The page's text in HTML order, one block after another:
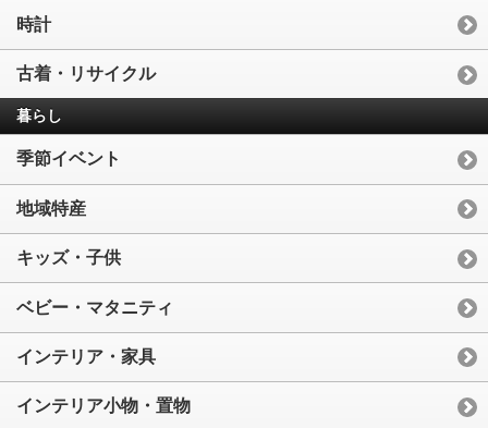
時計
古着・リサイクル
暮らし
季節イベント
地域特産
キッズ・子供
ベビー・マタニティ
インテリア・家具
インテリア小物・置物